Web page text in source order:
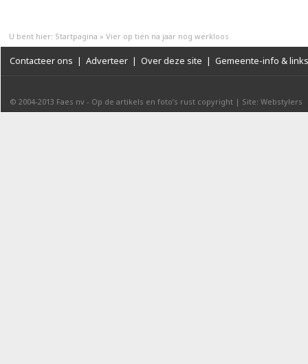
U bent hier: Startpagina » Vier op tien na jaar nog werkloos
Contacteer ons | Adverteer | Over deze site | Gemeente-info & links
© 2004-2013 Faes nv - Op de artikels en foto’s rust copyright | Site: Webstylers